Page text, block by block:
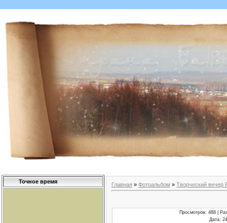
Точное время Главная » Фотоальбом » Творческий
Просмотров: 488 |
Дата: